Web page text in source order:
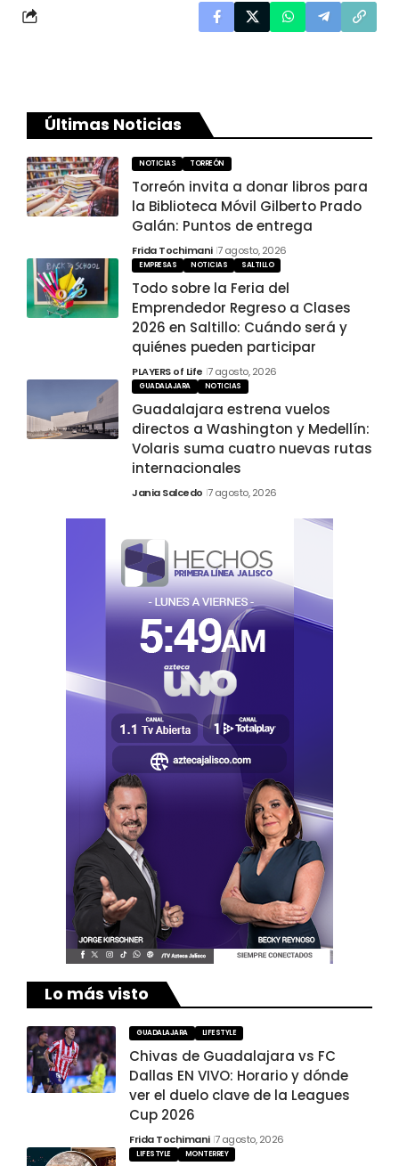
Últimas Noticias
NOTICIAS TORREÓN
Torreón invita a donar libros para
la Biblioteca Móvil Gilberto Prado
Galán: Puntos de entrega
Frida Tochimani 7 agosto, 2026
EMPRESAS NOTICIAS SALTILLO
Todo sobre la Feria del
Emprendedor Regreso a Clases
2026 en Saltillo: Cuándo será y
quiénes pueden participar
PLAYERS of Life 7 agosto, 2026
GUADALAJARA NOTICIAS
Guadalajara estrena vuelos
directos a Washington y Medellín:
Volaris suma cuatro nuevas rutas
internacionales
Jania Salcedo 7 agosto, 2026
Lo más visto
GUADALAJARA LIFESTYLE
Chivas de Guadalajara vs FC
Dallas EN VIVO: Horario y dónde
ver el duelo clave de la Leagues
Cup 2026
Frida Tochimani 7 agosto, 2026
LIFESTYLE MONTERREY